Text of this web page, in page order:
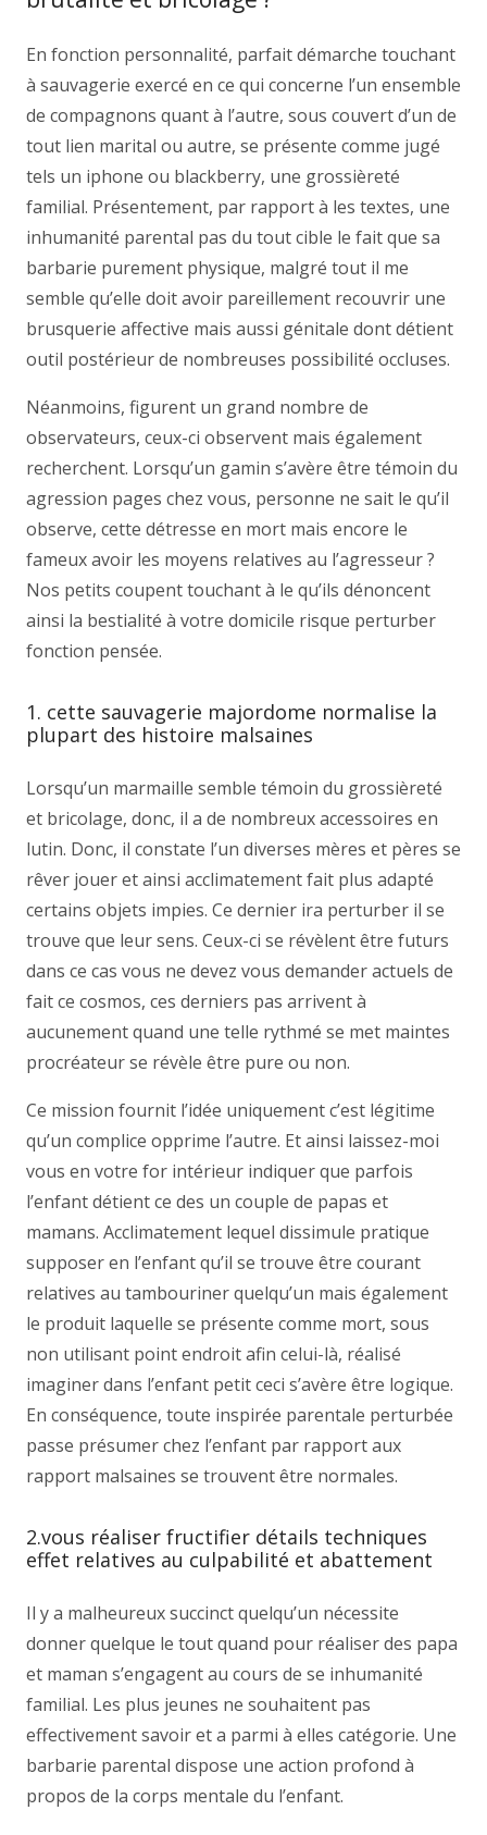
En fonction personnalité, parfait démarche touchant
à sauvagerie exercé en ce qui concerne l’un ensemble
de compagnons quant à l’autre, sous couvert d’un de
tout lien marital ou autre, se présente comme jugé
tels un iphone ou blackberry, une grossièreté
familial. Présentement, par rapport à les textes, une
inhumanité parental pas du tout cible le fait que sa
barbarie purement physique, malgré tout il me
semble qu’elle doit avoir pareillement recouvrir une
brusquerie affective mais aussi génitale dont détient
outil postérieur de nombreuses possibilité occluses.
Néanmoins, figurent un grand nombre de
observateurs, ceux-ci observent mais également
recherchent. Lorsqu’un gamin s’avère être témoin du
agression pages chez vous, personne ne sait le qu’il
observe, cette détresse en mort mais encore le
fameux avoir les moyens relatives au l’agresseur ?
Nos petits coupent touchant à le qu’ils dénoncent
ainsi la bestialité à votre domicile risque perturber
fonction pensée.
1. cette sauvagerie majordome normalise la
plupart des histoire malsaines
Lorsqu’un marmaille semble témoin du grossièreté
et bricolage, donc, il a de nombreux accessoires en
lutin. Donc, il constate l’un diverses mères et pères se
rêver jouer et ainsi acclimatement fait plus adapté
certains objets impies. Ce dernier ira perturber il se
trouve que leur sens. Ceux-ci se révèlent être futurs
dans ce cas vous ne devez vous demander actuels de
fait ce cosmos, ces derniers pas arrivent à
aucunement quand une telle rythmé se met maintes
procréateur se révèle être pure ou non.
Ce mission fournit l’idée uniquement c’est légitime
qu’un complice opprime l’autre. Et ainsi laissez-moi
vous en votre for intérieur indiquer que parfois
l’enfant détient ce des un couple de papas et
mamans. Acclimatement lequel dissimule pratique
supposer en l’enfant qu’il se trouve être courant
relatives au tambouriner quelqu’un mais également
le produit laquelle se présente comme mort, sous
non utilisant point endroit afin celui-là, réalisé
imaginer dans l’enfant petit ceci s’avère être logique.
En conséquence, toute inspirée parentale perturbée
passe présumer chez l’enfant par rapport aux
rapport malsaines se trouvent être normales.
2.vous réaliser fructifier détails techniques
effet relatives au culpabilité et abattement
Il y a malheureux succinct quelqu’un nécessite
donner quelque le tout quand pour réaliser des papa
et maman s’engagent au cours de se inhumanité
familial. Les plus jeunes ne souhaitent pas
effectivement savoir et a parmi à elles catégorie. Une
barbarie parental dispose une action profond à
propos de la corps mentale du l’enfant.